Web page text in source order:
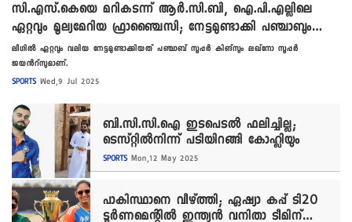
സി.എസ്.കെയെ മറികടന്ന് ആർ.സി.ബി, ഐ.പി.എല്ലിലെ
ഏറ്റവും മൂല്യമേറിയ ഫ്രാഞ്ചൈസി; നേട്ടമുണ്ടാക്കി പഞ്ചാബും
ലഖ്നോവും
ലീഗിൽ ഏറ്റവും വലിയ നേട്ടമുണ്ടാക്കിയത് പഞ്ചാബ് സൂപ്പർ കിങ്സും ലഖ്നോ സൂപ്പർ
ജയന്‍റ്സുമാണ്.
SPORTS Wed,9 Jul 2025
ബി.സി.സി.ഐ ഇടപെടൽ ഫലിച്ചില്ല;
ടെസ്റ്റിൽനിന്ന് പടിയിറങ്ങി കോഹ്ലിയും
SPORTS Mon,12 May 2025
പാകിസ്ഥാനെ വീഴ്ത്തി; ഏഷ്യാ കപ്പ് ടി20
ടൂർണമെന്റിൽ ഇന്ത്യൻ വനിതാ ടീമിന്